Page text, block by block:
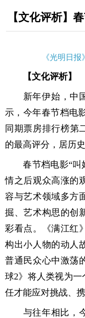
【文化评析】
《光明日报
【文化评析】
新年伊始，中国
示，今年春节档电
同期票房排行榜第
的最高评分，居历
春节档电影“叫
情之后观众高涨的
容与艺术领域多方
掘、艺术构思的创
彩看点。《满江红
构出小人物的动人
普通民众心中激荡
球2》将人类视为
任才能应对挑战、
与往年相比，今